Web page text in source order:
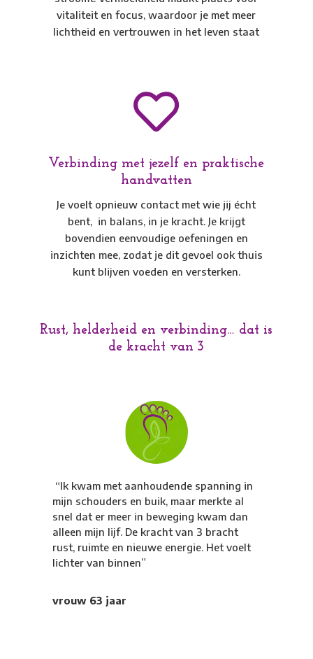
vitaliteit en focus, waardoor je met meer
lichtheid en vertrouwen in het leven staat

Verbinding met jezelf en praktische
handvatten
Je voelt opnieuw contact met wie jij écht
bent, in balans, in je kracht. Je krijgt
bovendien eenvoudige oefeningen en
inzichten mee, zodat je dit gevoel ook thuis
kunt blijven voeden en versterken.
Rust, helderheid en verbinding… dat is
de kracht van 3
“Ik kwam met aanhoudende spanning in
mijn schouders en buik, maar merkte al
snel dat er meer in beweging kwam dan
alleen mijn lijf. De kracht van 3 bracht
rust, ruimte en nieuwe energie. Het voelt
lichter van binnen”
vrouw 63 jaar